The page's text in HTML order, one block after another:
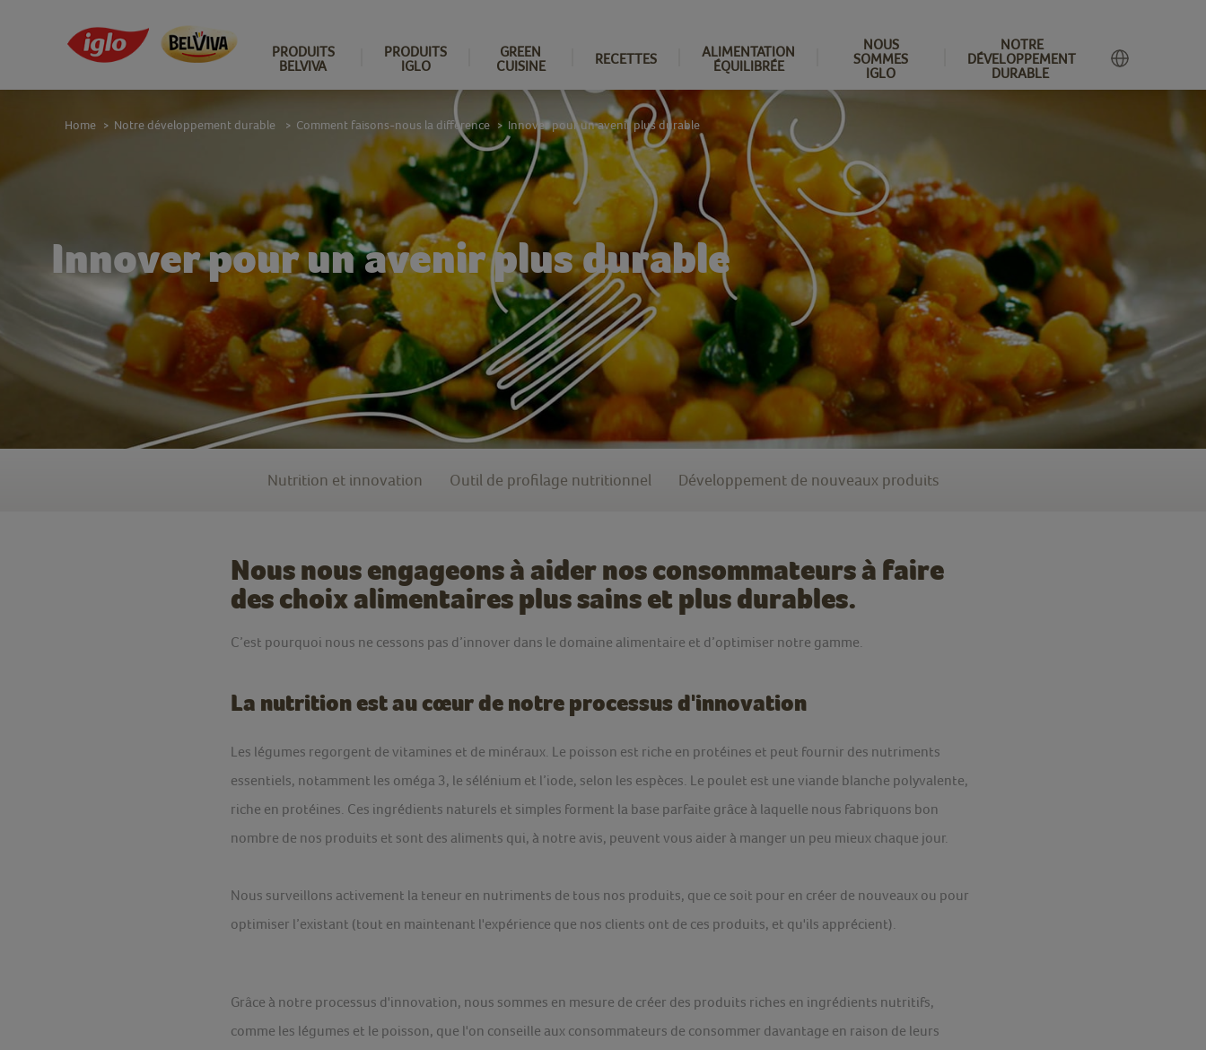
PRODUITS
BELVIVA
PRODUITS
IGLO
GREEN
CUISINE
RECETTES
ALIMENTATION
ÉQUILIBRÉE
NOUS
SOMMES
IGLO
NOTRE
DÉVELOPPEMENT
DURABLE
Innover pour un avenir plus durable
Home > Notre développement durable > Comment faisons-nous la différence > Innover pour un avenir plus durable
Nutrition et innovation Outil de profilage nutritionnel Développement de nouveaux produits
Nous nous engageons à aider nos consommateurs à faire
des choix alimentaires plus sains et plus durables.
C’est pourquoi nous ne cessons pas d’innover dans le domaine alimentaire et d’optimiser notre gamme.
La nutrition est au cœur de notre processus d'innovation
Les légumes regorgent de vitamines et de minéraux. Le poisson est riche en protéines et peut fournir des nutriments
essentiels, notamment les oméga 3, le sélénium et l’iode, selon les espèces. Le poulet est une viande blanche polyvalente,
riche en protéines. Ces ingrédients naturels et simples forment la base parfaite grâce à laquelle nous fabriquons bon
nombre de nos produits et sont des aliments qui, à notre avis, peuvent vous aider à manger un peu mieux chaque jour.
Nous surveillons activement la teneur en nutriments de tous nos produits, que ce soit pour en créer de nouveaux ou pour
optimiser l’existant (tout en maintenant l'expérience que nos clients ont de ces produits, et qu'ils apprécient).
Grâce à notre processus d'innovation, nous sommes en mesure de créer des produits riches en ingrédients nutritifs,
comme les légumes et le poisson, que l'on conseille aux consommateurs de consommer davantage en raison de leurs